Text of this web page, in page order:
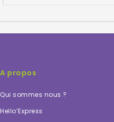
A propos
Qui sommes nous ?
Hello’Express